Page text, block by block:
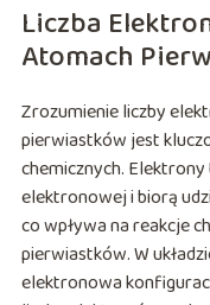
Liczba
Atomach
Zrozumienie liczby
pierwiastków jest
chemicznych.
elektronowej i biorą
co wpływa na reakcje
pierwiastków. W
elektronowa